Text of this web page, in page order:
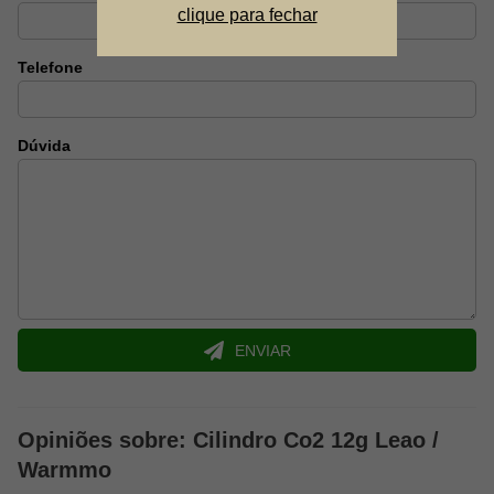
Para maior durabilidade e performance de seu equipamento,
Telefone
Dúvida
ENVIAR
Opiniões sobre: Cilindro Co2 12g Leao /
Warmmo
clique para fechar